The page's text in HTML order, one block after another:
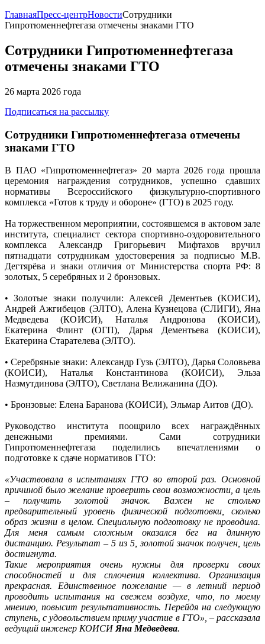
ГлавнаяПресс-центрНовостиСотрудники
Гипротюменнефтегаза отмечены знаками ГТО
Сотрудники Гипротюменнефтегаза
отмечены знаками ГТО
26 марта 2026 года
Подписаться на рассылку
Сотрудники Гипротюменнефтегаза отмечены
знаками ГТО
В ПАО «Гипротюменнефтегаз» 20 марта 2026 года прошла
церемония награждения сотрудников, успешно сдавших
нормативы Всероссийского физкультурно-спортивного
комплекса «Готов к труду и обороне» (ГТО) в 2025 году.
На торжественном мероприятии, состоявшемся в актовом зале
института, специалист сектора спортивно-оздоровительного
комплекса Александр Григорьевич Мифтахов вручил
пятнадцати сотрудникам удостоверения за подписью М.В.
Дегтярёва и знаки отличия от Министерства спорта РФ: 8
золотых, 5 серебряных и 2 бронзовых.
• Золотые знаки получили: Алексей Дементьев (КОИСИ),
Андрей Ажгибецов (ЭЛТО), Алена Кузнецова (СЛИГИ), Яна
Медведева (КОИСИ), Наталья Андронова (КОИСИ),
Екатерина Флинт (ОГП), Дарья Дементьева (КОИСИ),
Екатерина Старателева (ЭЛТО).
• Серебряные знаки: Александр Гузь (ЭЛТО), Дарья Соловьева
(КОИСИ), Наталья Константинова (КОИСИ), Эльза
Назмутдинова (ЭЛТО), Светлана Велижанина (ДО).
• Бронзовые: Елена Баранова (КОИСИ), Эльмар Аитов (ДО).
Руководство института поощрило всех награждённых
денежными премиями. Сами сотрудники
Гипротюменнефтегаза поделились впечатлениями о
подготовке к сдаче нормативов ГТО:
«Участвовала в испытаниях ГТО во второй раз. Основной
причиной было желание проверить свои возможности, а цель
– получить золотой значок. Важен не столько
предварительный уровень физической подготовки, сколько
образ жизни в целом. Специальную подготовку не проводила.
Для меня самым сложным оказался бег на длинную
дистанцию. Результат – 5 из 5, золотой значок получен, цель
достигнута.
Такие мероприятия очень нужны для проверки своих
способностей и для сплочения коллектива. Организация
прекрасная. Единственное пожелание — в летний период
проводить испытания на свежем воздухе, что, по моему
мнению, повысит результативность. Перейдя на следующую
ступень, с удовольствием приму участие в ГТО», – рассказала
ведущий инженер КОИСИ Яна Медведева.